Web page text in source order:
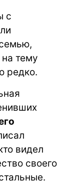
с
тему
редко.
видел
своего